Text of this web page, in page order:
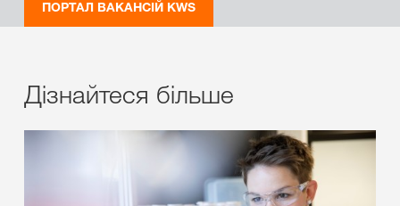
ПОРТАЛ ВАКАНСІЙ KWS
Дізнайтеся більше